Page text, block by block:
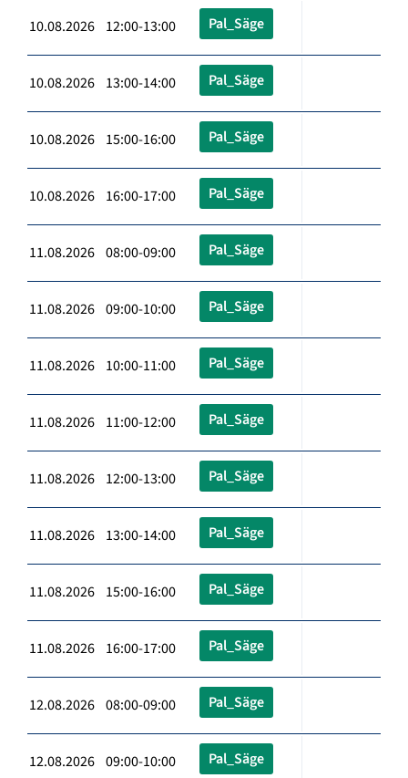
10.08.2026 12:00-13:00 Pal_Säge
10.08.2026 13:00-14:00 Pal_Säge
10.08.2026 15:00-16:00 Pal_Säge
10.08.2026 16:00-17:00 Pal_Säge
11.08.2026 08:00-09:00 Pal_Säge
11.08.2026 09:00-10:00 Pal_Säge
11.08.2026 10:00-11:00 Pal_Säge
11.08.2026 11:00-12:00 Pal_Säge
11.08.2026 12:00-13:00 Pal_Säge
11.08.2026 13:00-14:00 Pal_Säge
11.08.2026 15:00-16:00 Pal_Säge
11.08.2026 16:00-17:00 Pal_Säge
12.08.2026 08:00-09:00 Pal_Säge
12.08.2026 09:00-10:00 Pal_Säge